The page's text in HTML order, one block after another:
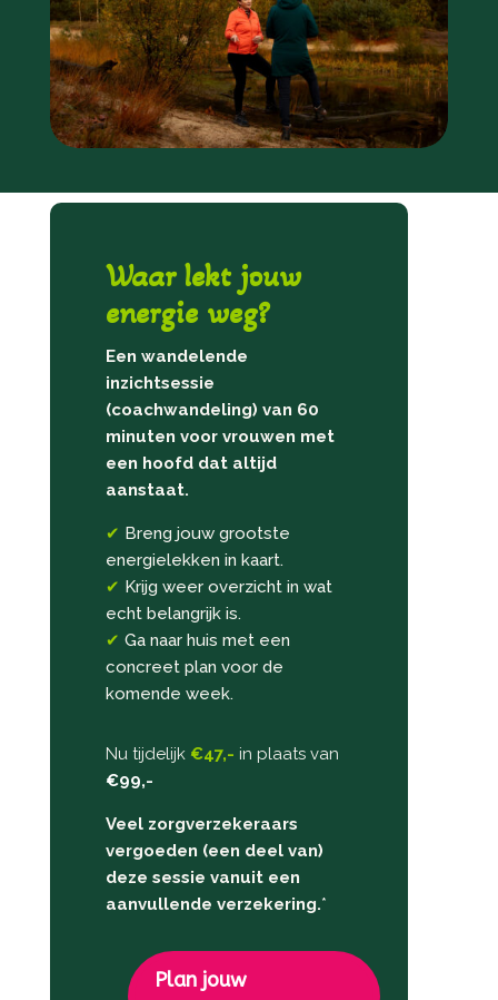
Waar lekt jouw
energie weg?
Een wandelende
inzichtsessie
(coachwandeling) van 60
minuten voor vrouwen met
een hoofd dat altijd
aanstaat.
✔ Breng jouw grootste
energielekken in kaart.
✔ Krijg weer overzicht in wat
echt belangrijk is.
✔ Ga naar huis met een
concreet plan voor de
komende week.
Nu tijdelijk €47,- in plaats van
€99,-
Veel zorgverzekeraars
vergoeden (een deel van)
deze sessie vanuit een
aanvullende verzekering.*
Plan jouw